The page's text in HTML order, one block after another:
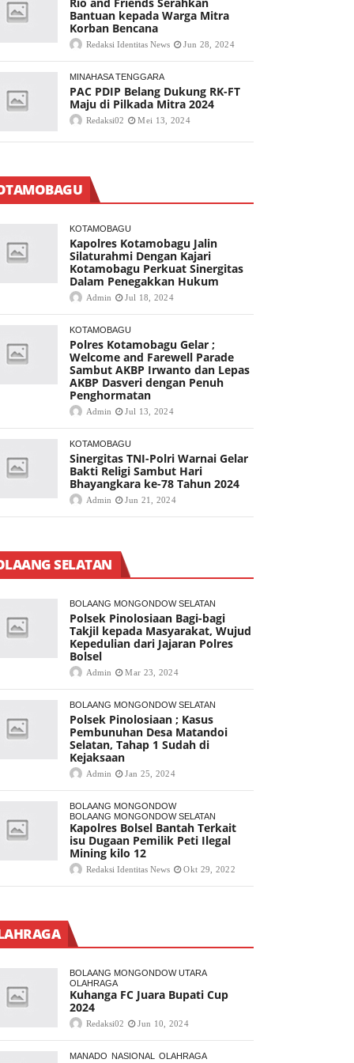
Bantuan kepada Warga Mitra
Korban Bencana
Redaksi Identitas News Jun 28, 2024
MINAHASA TENGGARA
PAC PDIP Belang Dukung RK-FT
Maju di Pilkada Mitra 2024
Redaksi02 Mei 13, 2024
KOTAMOBAGU
Kapolres Kotamobagu Jalin
Silaturahmi Dengan Kajari
Kotamobagu Perkuat Sinergitas
Dalam Penegakkan Hukum
Admin Jul 18, 2024
KOTAMOBAGU
Polres Kotamobagu Gelar ;
Welcome and Farewell Parade
Sambut AKBP Irwanto dan Lepas
AKBP Dasveri dengan Penuh
Penghormatan
Admin Jul 13, 2024
KOTAMOBAGU
Sinergitas TNI-Polri Warnai Gelar
Bakti Religi Sambut Hari
Bhayangkara ke-78 Tahun 2024
Admin Jun 21, 2024
SELATAN
BOLAANG MONGONDOW SELATAN
Polsek Pinolosiaan Bagi-bagi
Takjil kepada Masyarakat, Wujud
Kepedulian dari Jajaran Polres
Bolsel
Admin Mar 23, 2024
BOLAANG MONGONDOW SELATAN
Polsek Pinolosiaan ; Kasus
Pembunuhan Desa Matandoi
Selatan, Tahap 1 Sudah di
Kejaksaan
Admin Jan 25, 2024
BOLAANG MONGONDOW
BOLAANG MONGONDOW SELATAN
Kapolres Bolsel Bantah Terkait
isu Dugaan Pemilik Peti Ilegal
Mining kilo 12
Redaksi Identitas News Okt 29, 2022
BOLAANG MONGONDOW UTARA
OLAHRAGA
Kuhanga FC Juara Bupati Cup
2024
Redaksi02 Jun 10, 2024
MANADO NASIONAL OLAHRAGA